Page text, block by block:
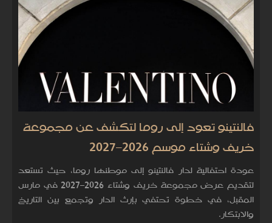
فالنتينو تعود إلى روما لتكشف عن مجموعة
خريف وشتاء موسم 2026–2027
عودة احتفالية لدار فالنتينو إلى موطنها روما، حيث تستعد
لتقديم عرض مجموعة خريف وشتاء 2026–2027 في مارس
المقبل، في خطوة تحتفي بإرث الدار وتجمع بين التاريخ
والابتكار.